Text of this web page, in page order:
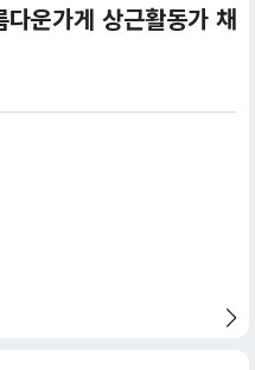
운가게 상근활동가 채